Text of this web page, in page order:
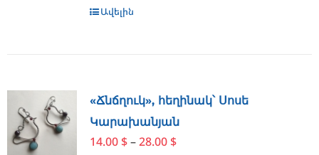
Ավելին
«Ճնճղուկ», հեղինակ՝ Սոսե
Կարախանյան
14.00 $ – 28.00 $Price